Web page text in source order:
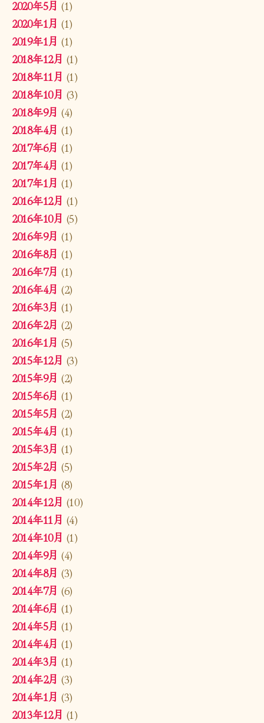
2020年5月 (1)
2020年1月 (1)
2019年1月 (1)
2018年12月 (1)
2018年11月 (1)
2018年10月 (3)
2018年9月 (4)
2018年4月 (1)
2017年6月 (1)
2017年4月 (1)
2017年1月 (1)
2016年12月 (1)
2016年10月 (5)
2016年9月 (1)
2016年8月 (1)
2016年7月 (1)
2016年4月 (2)
2016年3月 (1)
2016年2月 (2)
2016年1月 (5)
2015年12月 (3)
2015年9月 (2)
2015年6月 (1)
2015年5月 (2)
2015年4月 (1)
2015年3月 (1)
2015年2月 (5)
2015年1月 (8)
2014年12月 (10)
2014年11月 (4)
2014年10月 (1)
2014年9月 (4)
2014年8月 (3)
2014年7月 (6)
2014年6月 (1)
2014年5月 (1)
2014年4月 (1)
2014年3月 (1)
2014年2月 (3)
2014年1月 (3)
2013年12月 (1)